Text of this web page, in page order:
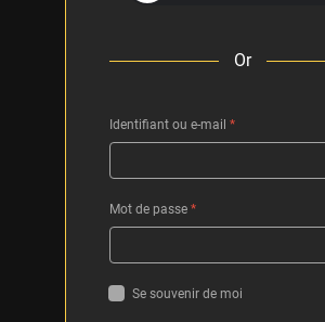
Or
Identifiant ou e-mail *
Mot de passe *
Se souvenir de moi